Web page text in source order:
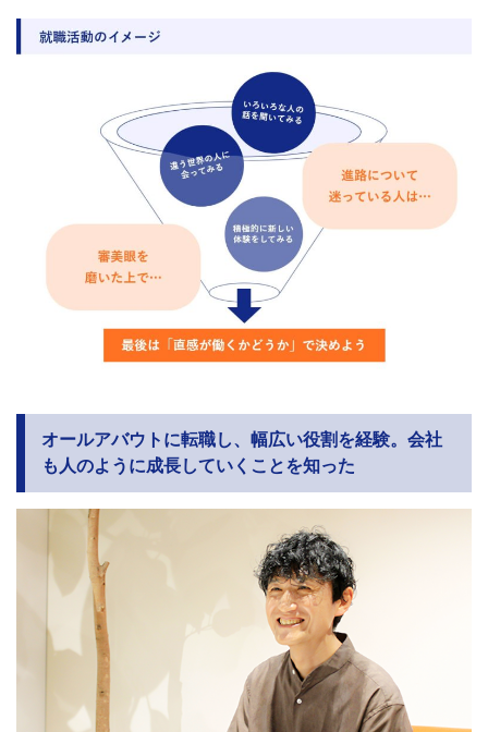
オールアバウトに転職し、幅広い役割を経験。会社
も人のように成長していくことを知った